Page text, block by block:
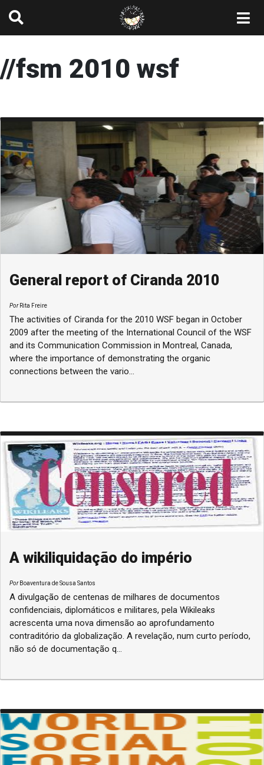
//fsm 2010 wsf
General report of Ciranda 2010
PorRita Freire
The activities of Ciranda for the 2010 WSF began in October
2009 after the meeting of the International Council of the WSF
and its Communication Commission in Montreal, Canada,
where the importance of demonstrating the organic
connections between the vario...
A wikiliquidação do império
PorBoaventura de Sousa Santos
A divulgação de centenas de milhares de documentos
confidenciais, diplomáticos e militares, pela Wikileaks
acrescenta uma nova dimensão ao aprofundamento
contraditório da globalização. A revelação, num curto período,
não só de documentação q...